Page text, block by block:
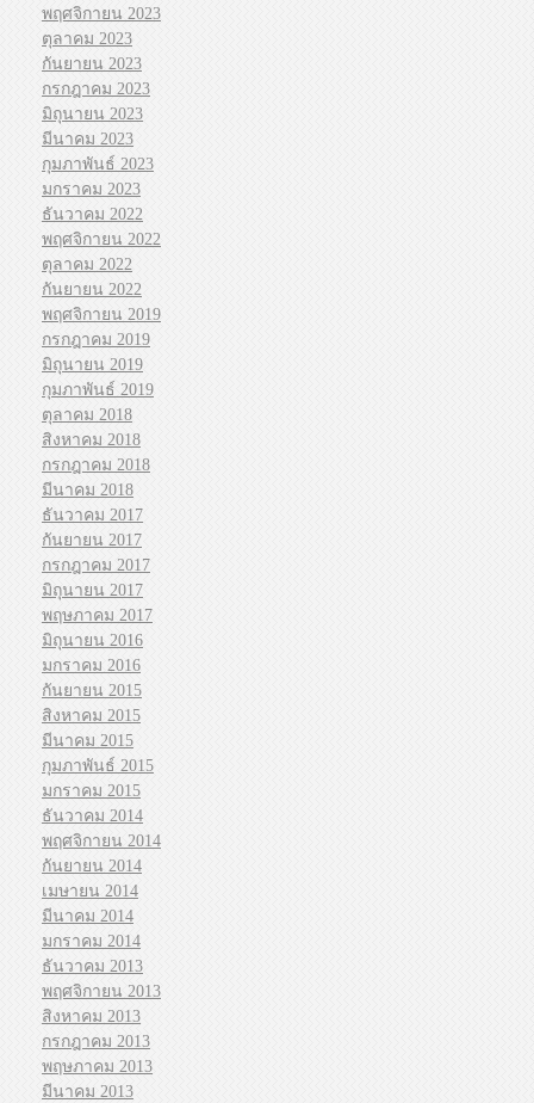
พฤศจิกายน 2023
ตุลาคม 2023
กันยายน 2023
กรกฎาคม 2023
มิถุนายน 2023
มีนาคม 2023
กุมภาพันธ์ 2023
มกราคม 2023
ธันวาคม 2022
พฤศจิกายน 2022
ตุลาคม 2022
กันยายน 2022
พฤศจิกายน 2019
กรกฎาคม 2019
มิถุนายน 2019
กุมภาพันธ์ 2019
ตุลาคม 2018
สิงหาคม 2018
กรกฎาคม 2018
มีนาคม 2018
ธันวาคม 2017
กันยายน 2017
กรกฎาคม 2017
มิถุนายน 2017
พฤษภาคม 2017
มิถุนายน 2016
มกราคม 2016
กันยายน 2015
สิงหาคม 2015
มีนาคม 2015
กุมภาพันธ์ 2015
มกราคม 2015
ธันวาคม 2014
พฤศจิกายน 2014
กันยายน 2014
เมษายน 2014
มีนาคม 2014
มกราคม 2014
ธันวาคม 2013
พฤศจิกายน 2013
สิงหาคม 2013
กรกฎาคม 2013
พฤษภาคม 2013
มีนาคม 2013